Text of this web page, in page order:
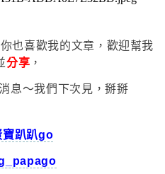
也喜歡我的文章，歡迎幫我
分享 ，
息～我們下次見，掰掰
寶趴趴go